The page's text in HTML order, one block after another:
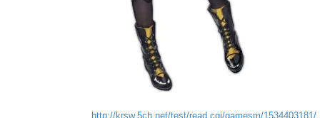
http://krsw.5ch.net/test/read.cgi/gamesm/1534403181/